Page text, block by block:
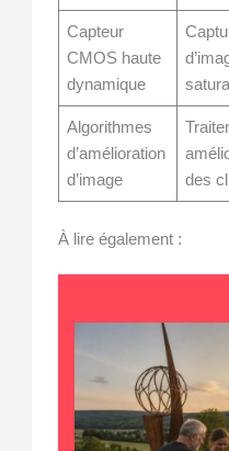
Capteur
CMOS haute
dynamique
Algorithmes
d’amélioration
d’image
des
À lire également :